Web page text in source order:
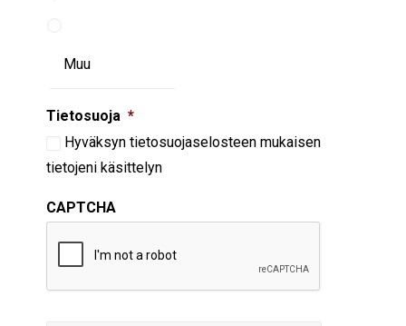
Tietosuoja *
Hyväksyn tietosuojaselosteen mukaisen
tietojeni käsittelyn
CAPTCHA